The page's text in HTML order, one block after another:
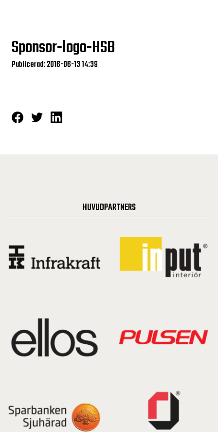
Sponsor-logo-HSB
Publicerad: 2016-06-13 14:39
HUVUDPARTNERS